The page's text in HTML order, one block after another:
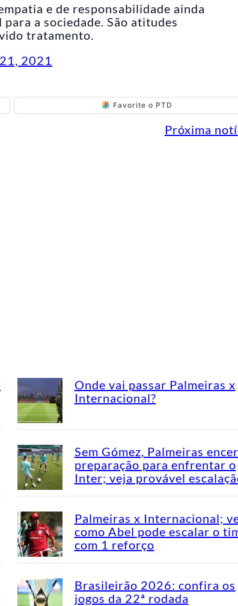
e de responsabilidade ainda
a sociedade. São atitudes
tratamento.
2021
Favorite o PTD
Próxima
Onde vai passar Palmeiras x
Internacional?
Sem Gómez, Palmeiras
preparação para enfrentar o
Inter; veja provável
Palmeiras x Internacional;
como Abel pode escalar o
com 1 reforço
Brasileirão 2026: confira os
jogos da 22ª rodada